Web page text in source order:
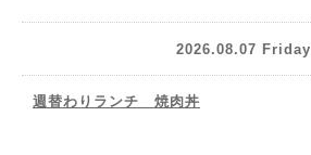
2026.08.07 Friday
週替わりランチ 焼肉丼